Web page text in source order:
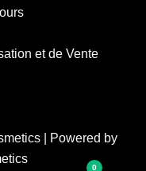
et de Vente
| Powered by
0